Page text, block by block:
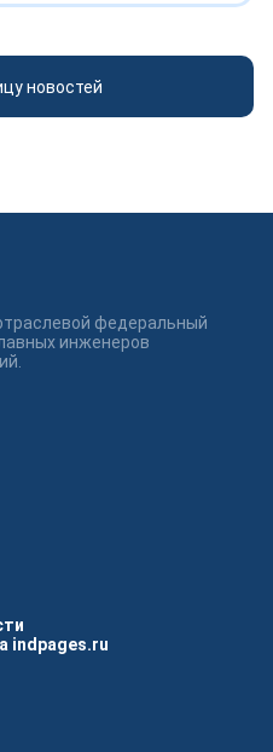
новостей
indpages.ru
федеральный
инженеров